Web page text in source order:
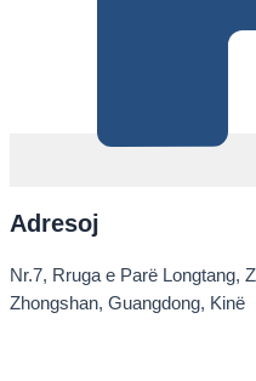
Adresoj
Nr.7, Rruga e Parë Longtang,
Zhongshan, Guangdong, Kinë